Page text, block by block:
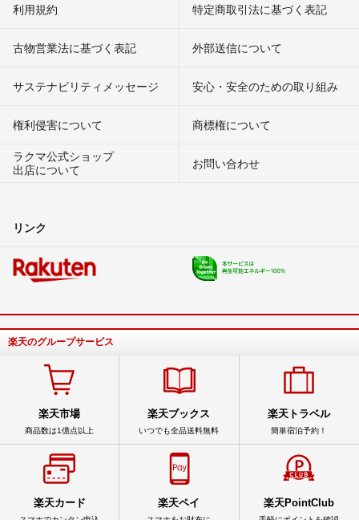
利用規約 特定商取引法に基づく表記
古物営業法に基づく表記 外部送信について
サステナビリティメッセージ 安心・安全のための取り組み
権利侵害について
商標権について
ラクマ公式ショップ
出店について
お問い合わせ
リンク
楽天のグループサービス
楽天市場
商品数は1億点以上
楽天ブックス
いつでも全品送料無料
楽天トラベル
簡単宿泊予約！
楽天カード 楽天ペイ 楽天PointClub